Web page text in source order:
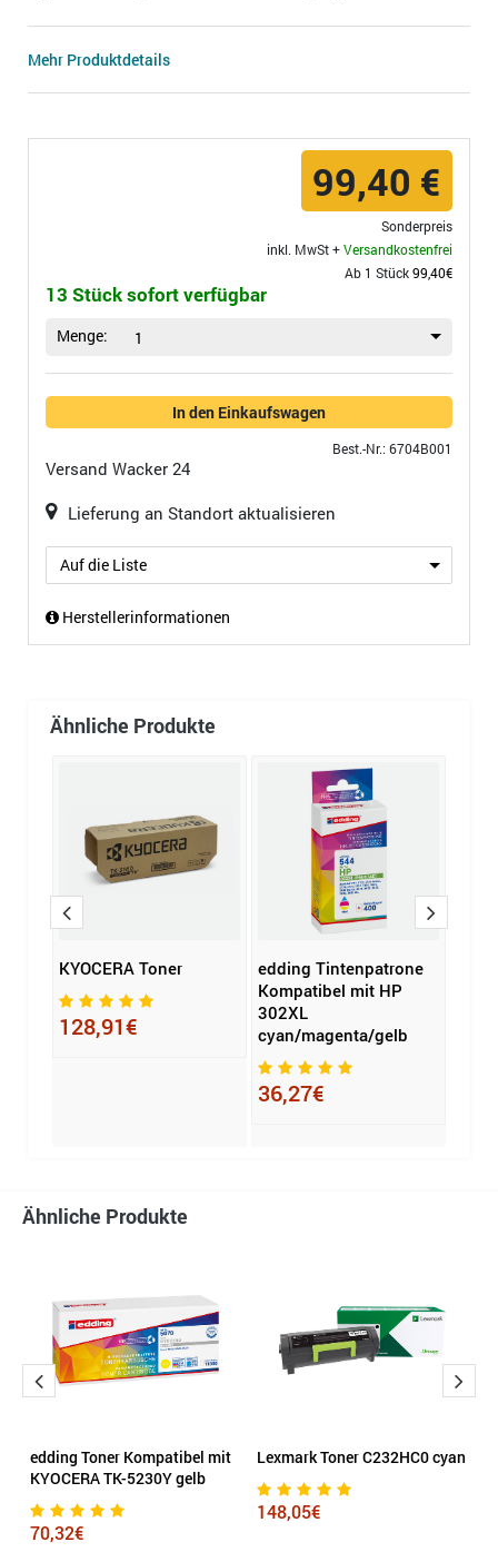
Mehr Produktdetails
99,40 €
Sonderpreis
inkl. MwSt +Versandkostenfrei
Ab 1 Stück99,40€
13 Stück sofort verfügbar
Menge: 1
In den Einkaufswagen
Best.-Nr.: 6704B001
Versand Wacker 24
Lieferung an Standort aktualisieren
Auf die Liste
Herstellerinformationen
Ähnliche Produkte
KYOCERA Toner
128,91€
edding Tintenpatrone
Kompatibel mit HP
302XL
cyan/magenta/gelb
36,27€
Ähnliche Produkte
edding Toner Kompatibel mit
KYOCERA TK-5230Y gelb
70,32€
Lexmark Toner C232HC0 cyan
148,05€